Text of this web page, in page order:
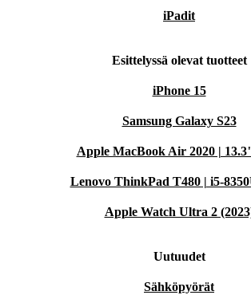
iPadit
Esittelyssä olevat tuotteet
iPhone 15
Samsung Galaxy S23
Apple MacBook Air 2020 |
Lenovo ThinkPad T480 | i5-
Apple Watch Ultra 2
Uutuudet
Sähköpyörät